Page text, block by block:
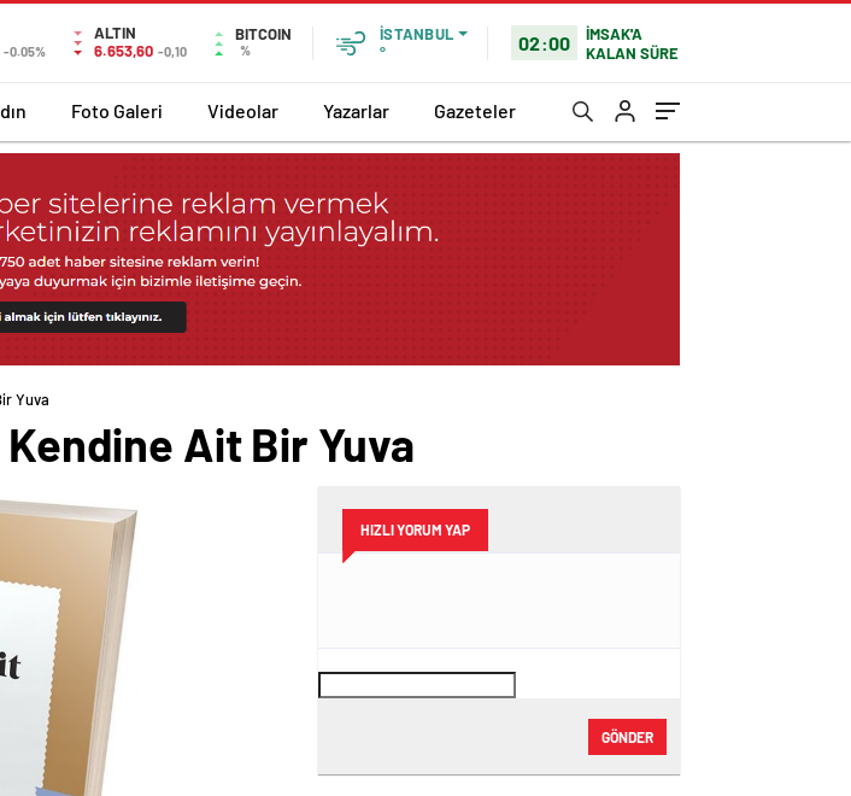
-0.05%
ALTIN
6.653,60 -0,10
BITCOIN
%
İSTANBUL
°
02:00
İMSAK'A
KALAN SÜRE
Foto Galeri Videolar Yazarlar Gazeteler
Yuva
Ait Bir Yuva
HIZLI YORUM YAP
GÖNDER